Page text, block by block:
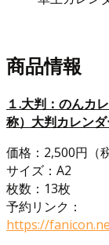
商品情報
１.大判：のんカ
称）大判カレン
価格：2,500円（
サイズ：A2
枚数：13枚
予約リンク：
https://